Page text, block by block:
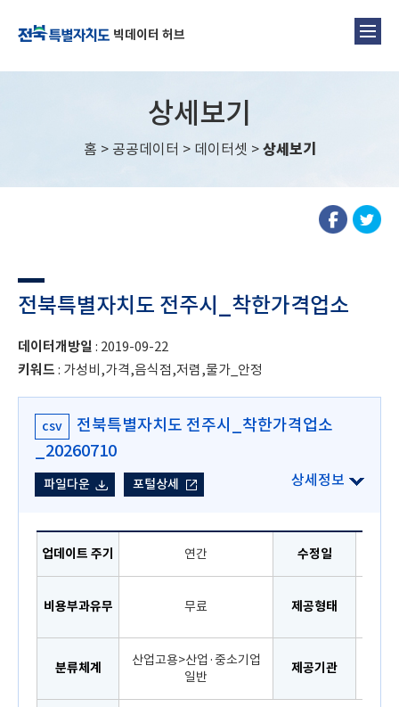
빅데이터 허브
상세보기
홈 > 공공데이터 > 데이터셋 > 상세보기
전북특별자치도 전주시_착한가격업소
데이터개방일 : 2019-09-22
키워드 : 가성비,가격,음식점,저렴,물가_안정
csv
전북특별자치도 전주시_착한가격업소
_20260710
파일다운 포털상세
업데이트 주기 연간 수정일
비용부과유무 무료 제공형태
분류체계
산업고용>산업·중소기업
일반
제공기관